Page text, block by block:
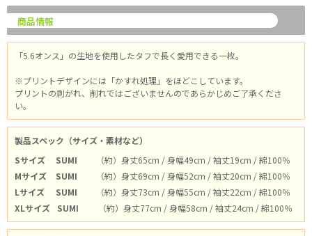
商品情報
「5.6オンス」の生地を使用したタフで長く愛用できる一枚。
※プリントデザインには「かすれ処理」をほどこしています。
プリントの剥がれ、削れではございませんのであらかじめご了承くださ
い。
製品スペック（サイズ・素材など）
Sサイズ
SUMI
（約）身丈65cm / 身幅49cm / 袖丈19cm / 綿100％
Mサイズ
SUMI
（約）身丈69cm / 身幅52cm / 袖丈20cm / 綿100％
Lサイズ
SUMI
（約）身丈73cm / 身幅55cm / 袖丈22cm / 綿100％
XLサイズ
SUMI （約）身丈77cm / 身幅58cm / 袖丈24cm / 綿100％